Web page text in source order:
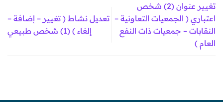
تغيير عنوان (2) شخص
اعتباري ( الجمعيات التعاونية –
النقابات – جمعيات ذات النفع
العام )
تعديل نشاط ( تغيير – إضافة –
إلغاء ) (1) شخص طبيعي